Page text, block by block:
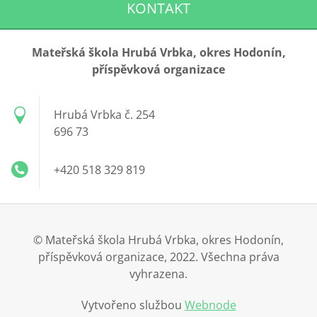
KONTAKT
Mateřská škola Hrubá Vrbka, okres Hodonín,
příspěvková organizace
Hrubá Vrbka č. 254
696 73
+420 518 329 819
© Mateřská škola Hrubá Vrbka, okres Hodonín,
příspěvková organizace, 2022. Všechna práva
vyhrazena.
Vytvořeno službou Webnode